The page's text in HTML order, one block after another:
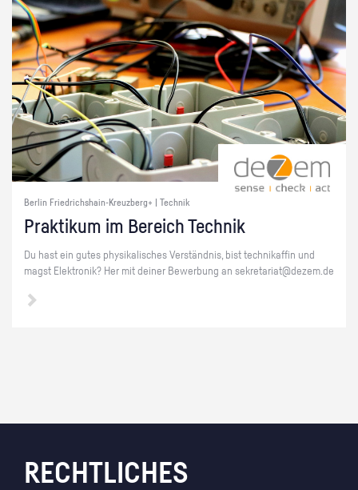
Berlin Friedrichshain-Kreuzberg+ | Technik
Prak­ti­kum im Be­reich Tech­nik
Du hast ein gutes phy­si­ka­li­sches Ver­ständ­nis, bist tech­ni­kaf­fin und
magst Elek­tro­nik? Her mit dei­ner Be­wer­bung an se­kre­ta­ri­at@​dezem.​de
RECHTLICHES